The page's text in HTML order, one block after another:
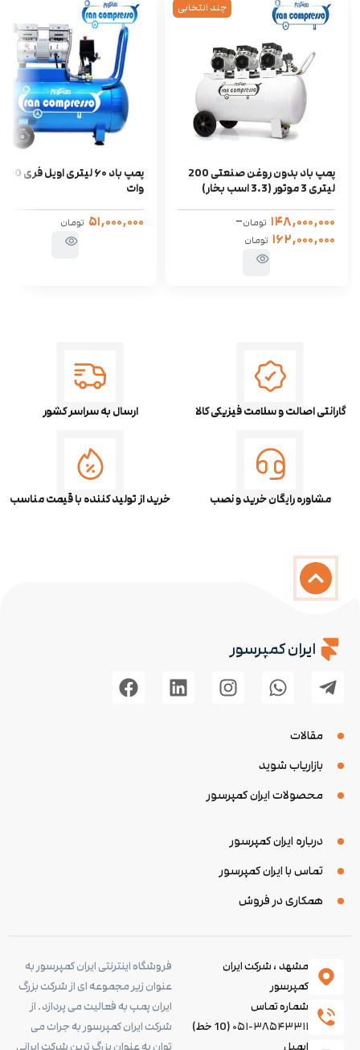
چند انتخابی
پمپ باد بدون روغن صنعتی 200
لیتری 3 موتور (3.3 اسب بخار)
۱۴۸,۰۰۰,۰۰۰ تومان–
۱۶۲,۰۰۰,۰۰۰ تومان
پمپ باد ۶۰ لیتری اویل فری 800
وات
۵۱,۰۰۰,۰۰۰ تومان
گارانتی اصالت و سلامت فیزیکی کالا ارسال به سراسر کشور
مشاوره رایگان خرید و نصب خرید از تولید کننده با قیمت مناسب
درباره ایران کمپرسور
تماس با ایران کمپرسور
همکاری در فروش
مقالات
بازاریاب شوید
محصولات ایران کمپرسور
ایران کمپرسور
فروشگاه اینترنتی ایران کمپرسور به
عنوان زیر مجموعه ای از شرکت بزرگ
ایران پمپ به فعالیت می پردازد. از
شرکت ایران کمپرسور به جرات می
مشهد ، شرکت ایران
کمپرسور
شماره تماس
۰۵۱-۳۸۵۴۳۳۱۱ (10 خط)